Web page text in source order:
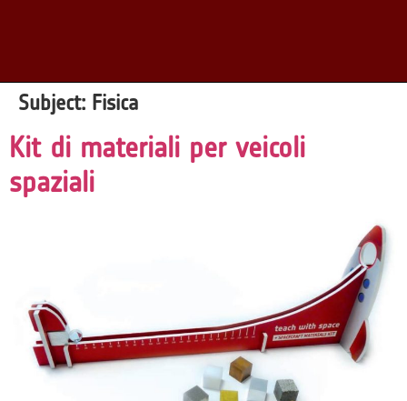
Subject: Fisica
Kit di materiali per veicoli
spaziali